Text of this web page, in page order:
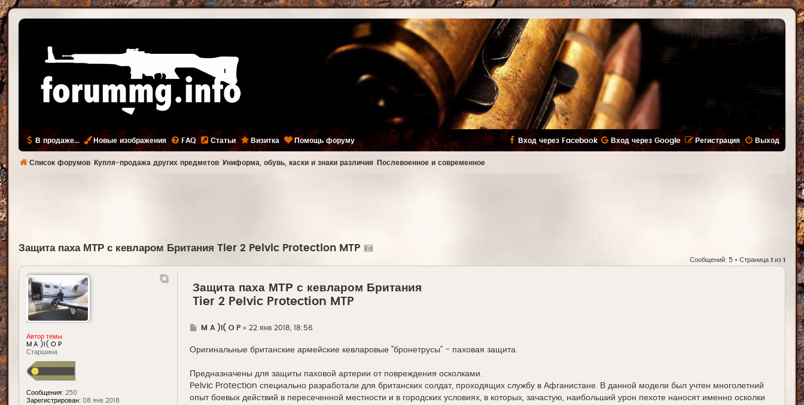
В продаже... Новые изображения FAQ Статьи Визитка Помощь форуму Выход
Регистрация
Вход через Facebook Вход через Google
Список форумов Купля-продажа других предметов Униформа, обувь, каски и знаки различия Послевоенное и современное
Защита паха МТР с кевларом Британия Tier 2 Pelvic Protection MTP
Сообщений: 5 • Страница 1 из 1
Автор темы
M A )l( O P
Старшина
Сообщения: 250
Зарегистрирован: 08 янв 2018
Защита паха МТР с кевларом Британия
Tier 2 Pelvic Protection MTP
ГM A )l( O P» 22 янв 2018, 18:56
Оригинальные британские армейские кевларовые "бронетрусы" - паховая защита.
Предназначены для защиты паховой артерии от повреждения осколками.
Pelvic Protection специально разработали для британских солдат, проходящих службу в Афганистане. В данной модели был учтен многолетний
опыт боевых действий в пересеченной местности и в городских условиях, в которых, зачастую, наибольший урон пехоте наносят именно осколки